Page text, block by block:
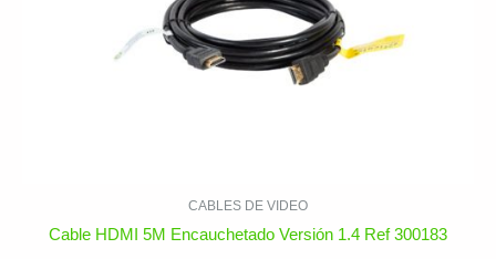
CABLES DE VIDEO
Cable HDMI 5M Encauchetado Versión 1.4 Ref 300183